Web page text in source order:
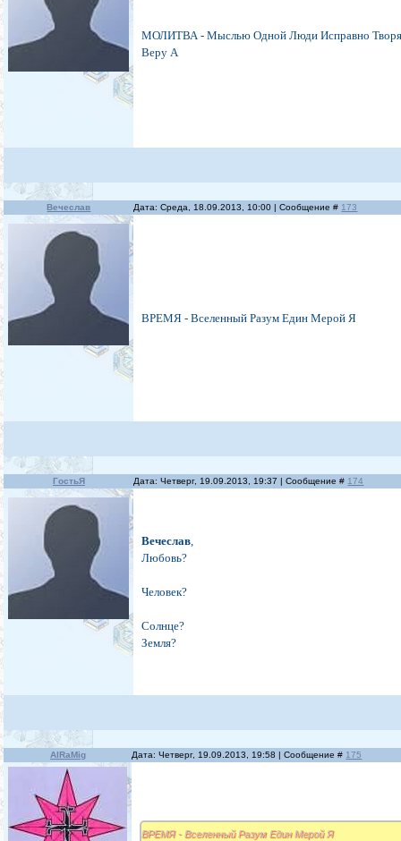
МОЛИТВА - Мыслью Одной Люди Исправно
Веру А
Вечеслав Дата: Среда, 18.09.2013, 10:00 | Сообщение # 173
ВРЕМЯ - Вселенный Разум Един Мерой Я
ГостьЯ Дата: Четверг, 19.09.2013, 19:37 | Сообщение # 174
Вечеслав,
Любовь?
Человек?
Солнце?
Земля?
AlRaMig Дата: Четверг, 19.09.2013, 19:58 | Сообщение # 175
ВРЕМЯ - Вселенный Разум Един Мерой Я